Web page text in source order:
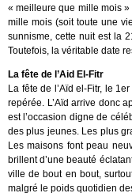
« meilleure que mille mois
mille mois (soit toute une
sunnisme, cette nuit est la
Toutefois, la véritable date
La fête de l’Aid El-Fitr
La fête de l’Aïd el-Fitr, le
repérée. L’Aïd arrive donc
est l’occasion digne de
des plus jeunes. Les plus
Les maisons font peau
brillent d’une beauté
ville de bout en bout,
malgré le poids quotidien